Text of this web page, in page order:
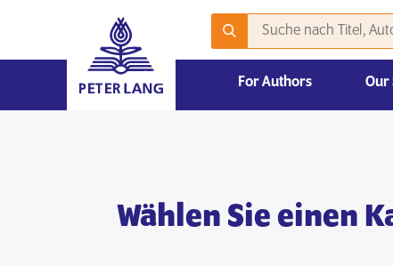
For Authors Our
Wählen Sie einen